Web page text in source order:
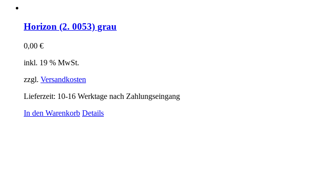
Horizon (2. 0053) grau
0,00 €
inkl. 19 % MwSt.
zzgl. Versandkosten
Lieferzeit: 10-16 Werktage nach Zahlungseingang
In den Warenkorb Details